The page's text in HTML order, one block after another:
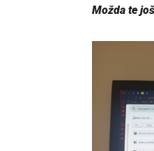
Možda te